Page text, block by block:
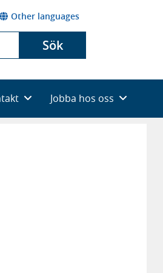
Other languages
Sök
Jobba hos oss